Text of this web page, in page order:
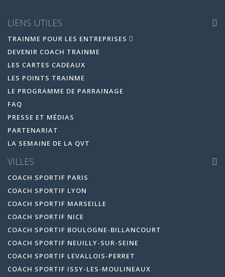
LIENS UTILES
TRAINME POUR LES ENTREPRISES
DEVENIR COACH TRAINME
LES CARTES CADEAUX
LES POINTS TRAINME
LE PROGRAMME DE PARRAINAGE
FAQ
PRESSE ET MÉDIAS
PARTENARIAT
LA SEMAINE DE LA QVT
VILLES
COACH SPORTIF PARIS
COACH SPORTIF LYON
COACH SPORTIF MARSEILLE
COACH SPORTIF NICE
COACH SPORTIF BOULOGNE-BILLANCOURT
COACH SPORTIF NEUILLY-SUR-SEINE
COACH SPORTIF LEVALLOIS-PERRET
COACH SPORTIF ISSY-LES-MOULINEAUX